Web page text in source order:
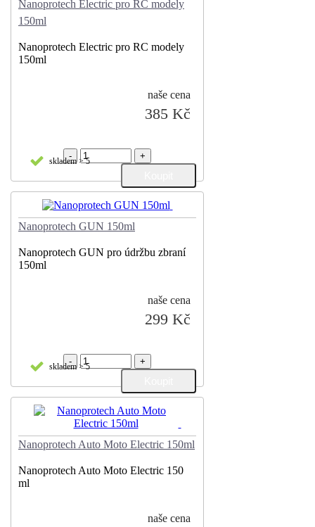
Nanoprotech Electric pro RC modely
150ml
Nanoprotech Electric pro RC modely
150ml
naše cena
385 Kč
skladem > 5
- +
Nanoprotech GUN 150ml
Nanoprotech GUN pro údržbu zbraní
150ml
naše cena
299 Kč
skladem > 5
- +
Nanoprotech Auto Moto Electric 150ml
Nanoprotech Auto Moto Electric 150
ml
naše cena